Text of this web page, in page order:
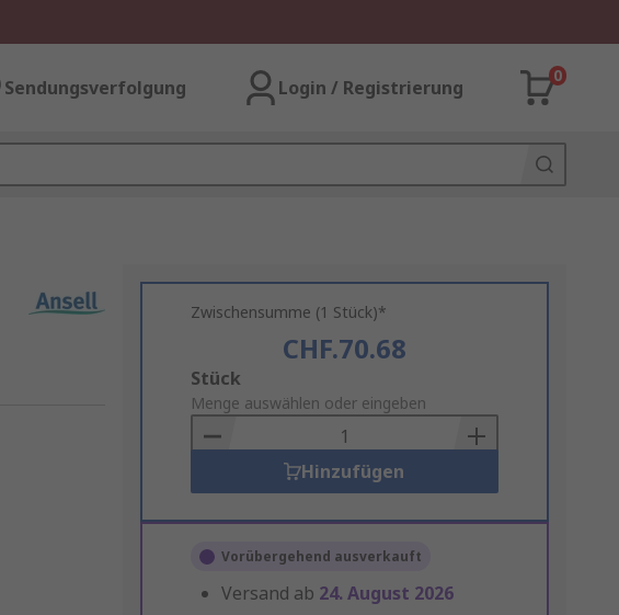
Sendungsverfolgung Login / Registrierung
0
Zwischensumme (1 Stück)*
CHF.70.68
Add
to
Basket
Stück
Menge auswählen oder eingeben
Hinzufügen
Vorübergehend ausverkauft
Versand ab 24. August 2026